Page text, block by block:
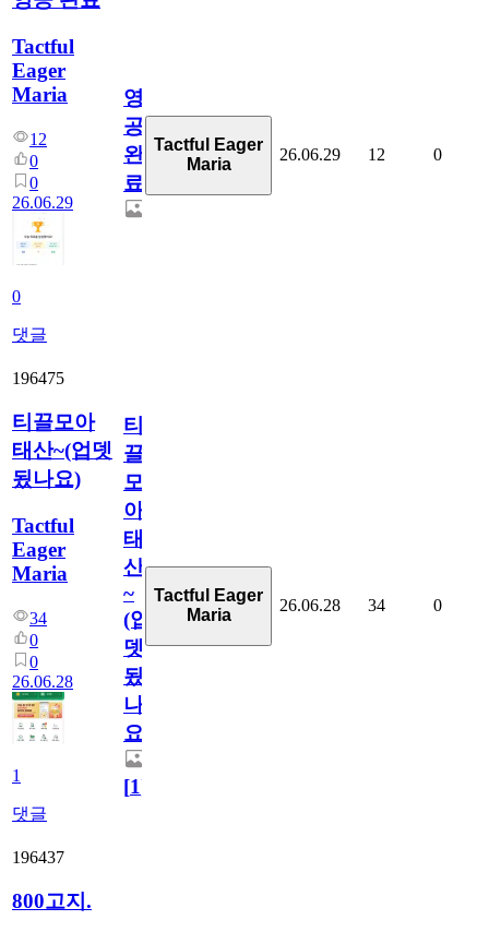
Tactful
Eager
Maria
12
0
0
26.06.29
0
댓글
영
공
완
료
Tactful Eager
Maria
26.06.29 12 0
196475
티끌모아
태산~(업뎃
됬나요)
Tactful
Eager
Maria
34
0
0
26.06.28
1
댓글
티
끌
모
아
태
산
~
(업
뎃
됬
나
요)
[1]
Tactful Eager
Maria
26.06.28 34 0
196437
800고지.